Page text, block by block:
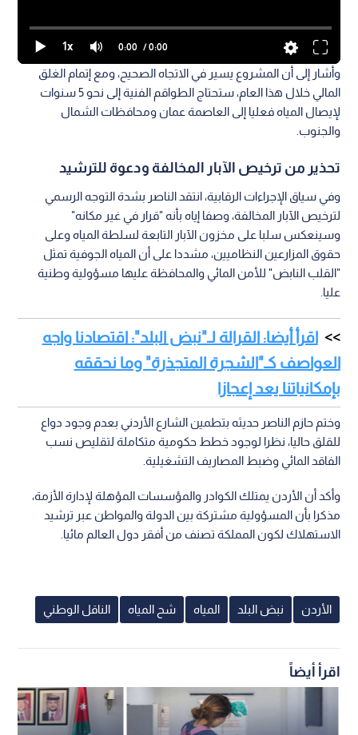
1x 0:00 / 0:00
وأشار إلى أن المشروع يسير في الاتجاه الصحيح، ومع إتمام الغلق
المالي خلال هذا العام، ستحتاج الطواقم الفنية إلى نحو 5 سنوات
لإيصال المياه فعليا إلى العاصمة عمان ومحافظات الشمال
والجنوب.
تحذير من ترخيص الآبار المخالفة ودعوة للترشيد
وفي سياق الإجراءات الرقابية، انتقد الناصر بشدة التوجه الرسمي
لترخيص الآبار المخالفة، وصفا إياه بأنه "قرار في غير مكانه"
وسينعكس سلبا على مخزون الآبار التابعة لسلطة المياه وعلى
حقوق المزارعين النظاميين، مشددا على أن المياه الجوفية تمثل
"القلب النابض" للأمن المائي والمحافظة عليها مسؤولية وطنية
عليا.
اقرأ أيضا: القرالة لـ"نبض البلد": اقتصادنا واجه
العواصف كـ"الشجرة المتجذرة" وما نحققه
بإمكانياتنا يعد إعجازا
وختم حازم الناصر حديثه بتطمين الشارع الأردني بعدم وجود دواع
للقلق حاليا، نظرا لوجود خطط حكومية متكاملة لتقليص نسب
الفاقد المائي وضبط المصاريف التشغيلية.
وأكد أن الأردن يمتلك الكوادر والمؤسسات المؤهلة لإدارة الأزمة،
مذكرا بأن المسؤولية مشتركة بين الدولة والمواطن عبر ترشيد
الاستهلاك لكون المملكة تصنف من أفقر دول العالم مائيا.
الأردن نبض البلد المياه شح المياه الناقل الوطني
اقرأ أيضاً